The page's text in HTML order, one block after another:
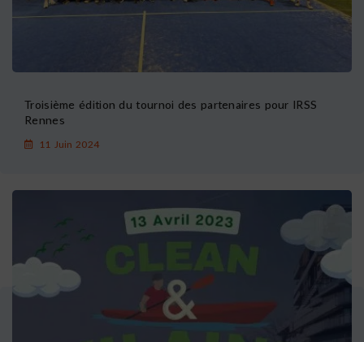
Troisième édition du tournoi des partenaires pour IRSS
Rennes
11 Juin 2024